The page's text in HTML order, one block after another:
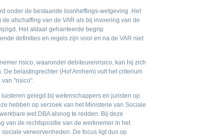
onder de bestaande loonheffings-wetgeving. Het
afschaffing van de VAR als bij invoering van de
Het aldaar gehanteerde begrip
definities en regels zijn voor en na de VAR niet
risico, waaronder debiteurenrisico, kan hij zich
belastingrechter (Hof Arnhem) vult het criterium
"risico".
gelegd bij wetenschappers en juristen op
hebben op verzoek van het Ministerie van Sociale
wet DBA alsnog te redden. Bij deze
van de rechtspositie van de werknemer in het
verworvenheden. De focus ligt dus op